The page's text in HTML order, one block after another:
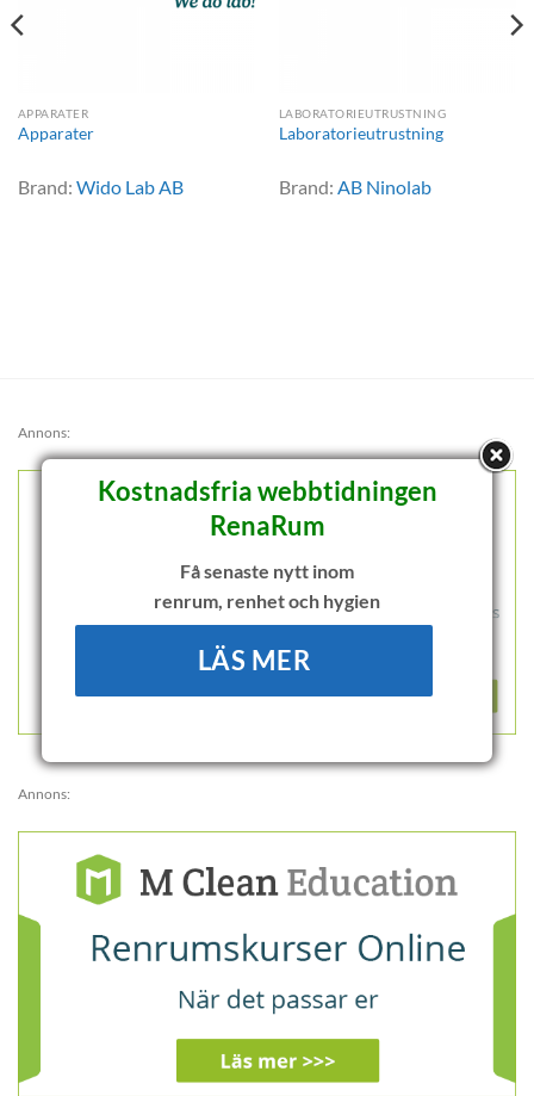
APPARATER
Apparater
Brand: Wido Lab AB
LABORATORIEUTRUSTNING
Laboratorieutrustning
Brand: AB Ninolab
Annons:
Annons:
Kostnadsfria webbtidningen
RenaRum
Få senaste nytt inom
renrum, renhet och hygien
LÄS MER